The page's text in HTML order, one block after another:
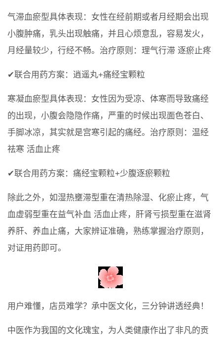
气滞血瘀型具体表现：女性在经前期或者月经期会出现
小腹肿痛，乳头出现触痛，并且心烦意乱，容易发火，
月经量较少，行经不畅。治疗原则：理气行滞 逐瘀止疼
✔联合用药方案：逍遥丸+痛经宝颗粒
寒凝血瘀型具体表现：女性因为受凉、体寒而导致痛经
的出现，小腹会隐隐作痛，严重的时候出现面色苍白、
手脚冰凉，其实就是宫寒引起的痛经。治疗原则：温经
祛寒 活血止疼
✔联合用药方案：痛经宝颗粒+少腹逐瘀颗粒
除此之外，如湿热壅滞型重在清热除湿、化瘀止疼，气
血虚弱型重在益气补血 活血止疼，肝肾亏损型重在滋肾
养肝、养血止痛，大家辨证准确，熟练掌握治疗原则，
对证用药即可。
用户难懂，店员难学？承中医文化，三分钟讲透经典！
中医作为我国的文化瑰宝，为人类健康作出了非凡的贡